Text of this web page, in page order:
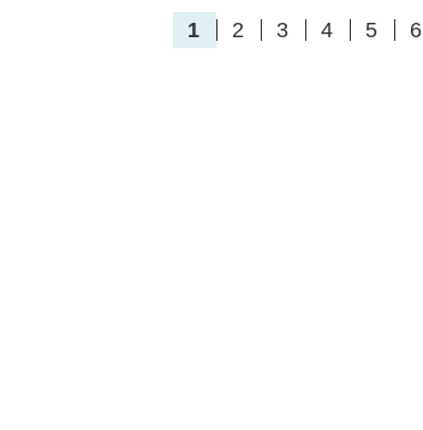
1 2 3 4 5 6